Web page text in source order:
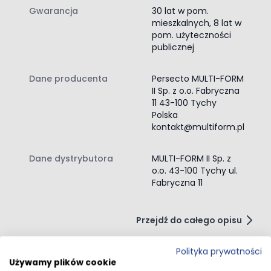
Gwarancja
30 lat w pom.
mieszkalnych, 8 lat w
pom. użyteczności
publicznej
Dane producenta
Persecto MULTI-FORM
II Sp. z o.o. Fabryczna
11 43-100 Tychy
Polska
kontakt@multiform.pl
Dane dystrybutora
MULTI-FORM II Sp. z
o.o. 43-100 Tychy ul.
Fabryczna 11
Przejdź do całego opisu
Polityka prywatności
Używamy plików cookie